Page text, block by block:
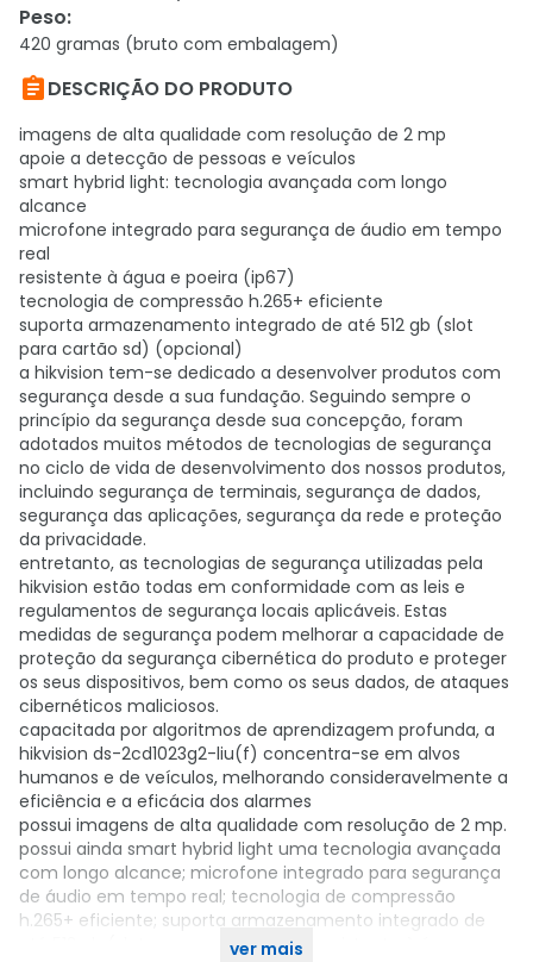
Peso:
420 gramas (bruto com embalagem)
DESCRIÇÃO DO PRODUTO
imagens de alta qualidade com resolução de 2 mp
apoie a detecção de pessoas e veículos
smart hybrid light: tecnologia avançada com longo
alcance
microfone integrado para segurança de áudio em tempo
real
resistente à água e poeira (ip67)
tecnologia de compressão h.265+ eficiente
suporta armazenamento integrado de até 512 gb (slot
para cartão sd) (opcional)
a hikvision tem-se dedicado a desenvolver produtos com
segurança desde a sua fundação. Seguindo sempre o
princípio da segurança desde sua concepção, foram
adotados muitos métodos de tecnologias de segurança
no ciclo de vida de desenvolvimento dos nossos produtos,
incluindo segurança de terminais, segurança de dados,
segurança das aplicações, segurança da rede e proteção
da privacidade.
entretanto, as tecnologias de segurança utilizadas pela
hikvision estão todas em conformidade com as leis e
regulamentos de segurança locais aplicáveis. Estas
medidas de segurança podem melhorar a capacidade de
proteção da segurança cibernética do produto e proteger
os seus dispositivos, bem como os seus dados, de ataques
cibernéticos maliciosos.
capacitada por algoritmos de aprendizagem profunda, a
hikvision ds-2cd1023g2-liu(f) concentra-se em alvos
humanos e de veículos, melhorando consideravelmente a
eficiência e a eficácia dos alarmes
possui imagens de alta qualidade com resolução de 2 mp.
possui ainda smart hybrid light uma tecnologia avançada
com longo alcance; microfone integrado para segurança
de áudio em tempo real; tecnologia de compressão
h.265+ eficiente; suporta armazenamento integrado de
até 512 gb (slot para cartão sd) e é resistente à água e
ver mais